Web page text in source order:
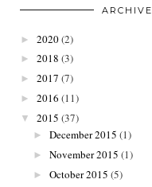
ARCHIVE
► 2020(2)
► 2018 (3)
► 2017 (7)
► 2016 (11)
▼ 2015 (37)
► December 2015 (1)
► November 2015 (1)
► October 2015 (5)